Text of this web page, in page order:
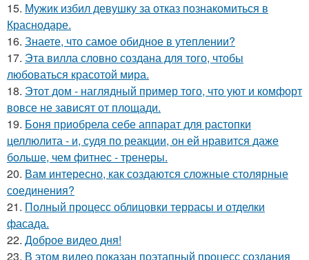
15. Мужик избил девушку за отказ познакомиться в
Краснодаре.
16. Знаете, что самое обидное в утеплении?
17. Эта вилла словно создана для того, чтобы
любоваться красотой мира.
18. Этот дом - наглядный пример того, что уют и комфорт
вовсе не зависят от площади.
19. Боня приобрела себе аппарат для растопки
целлюлита - и, судя по реакции, он ей нравится даже
больше, чем фитнес - тренеры.
20. Вам интересно, как создаются сложные столярные
соединения?
21. Полный процесс облицовки террасы и отделки
фасада.
22. Доброе видео дня!
23. В этом видео показан поэтапный процесс создания